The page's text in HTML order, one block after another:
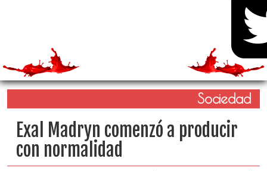
Sociedad
Exal Madryn comenzó a producir
con normalidad